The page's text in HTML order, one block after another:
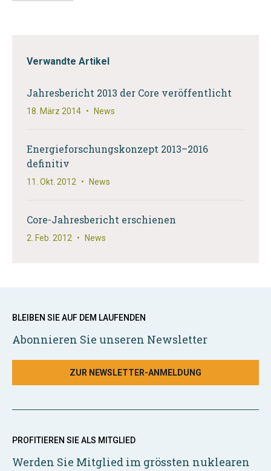
Verwandte Artikel
Jahresbericht 2013 der Core veröffentlicht
18. März 2014 • News
Energieforschungskonzept 2013–2016
definitiv
11. Okt. 2012 • News
Core-Jahresbericht erschienen
2. Feb. 2012 • News
BLEIBEN SIE AUF DEM LAUFENDEN
Abonnieren Sie unseren Newsletter
ZUR NEWSLETTER-ANMELDUNG
PROFITIEREN SIE ALS MITGLIED
Werden Sie Mitglied im grössten nuklearen